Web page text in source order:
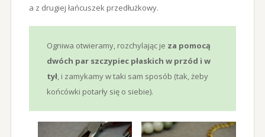
a z drugiej łańcuszek przedłużkowy.
Ogniwa otwieramy, rozchylając je za pomocą
dwóch par szczypiec płaskich w przód i w
tył, i zamykamy w taki sam sposób (tak, żeby
końcówki potarły się o siebie).